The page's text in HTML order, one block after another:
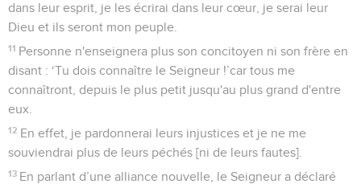
dans leur esprit, je les écrirai dans leur cœur, je serai leur
Dieu et ils seront mon peuple.
11 Personne n'enseignera plus son concitoyen ni son frère en
disant : ‘Tu dois connaître le Seigneur !’car tous me
connaîtront, depuis le plus petit jusqu'au plus grand d'entre
eux.
12 En effet, je pardonnerai leurs injustices et je ne me
souviendrai plus de leurs péchés [ni de leurs fautes].
13 En parlant d’une alliance nouvelle, le Seigneur a déclaré